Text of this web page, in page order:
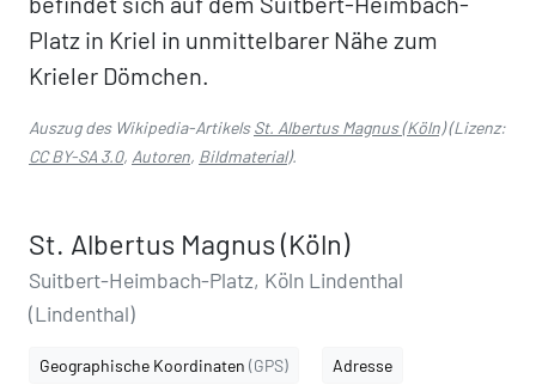
Platz in Kriel in unmittelbarer Nähe zum
Krieler Dömchen.
Auszug des Wikipedia-ArtikelsSt. Albertus Magnus (Köln)(Lizenz:
CC BY-SA 3.0, Autoren, Bildmaterial).
St. Albertus Magnus (Köln)
Suitbert-Heimbach-Platz, Köln Lindenthal
(Lindenthal)
Geographische Koordinaten (GPS) Adresse